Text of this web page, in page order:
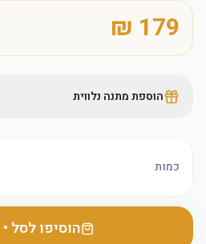
הוספת מתנה נלווית
כמות
הוסיפו לסל •